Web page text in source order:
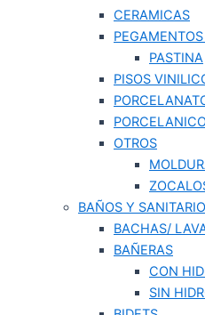
CERAMICAS
PASTINA
PISOS
OTROS
BAÑOS Y
BACHAS/
BAÑERAS
CON
SIN